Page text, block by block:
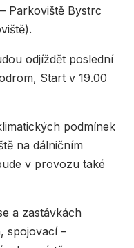
Parkoviště Bystrc
odjíždět poslední
Start v 19.00
podmínek
na dálničním
v provozu také
a zastávkách
spojovací –